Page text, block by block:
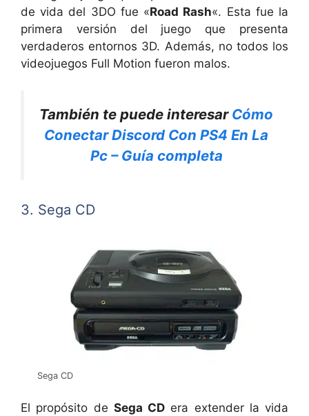
de vida del 3DO fue «Road Rash«. Esta fue la
primera versión del juego que presenta
verdaderos entornos 3D. Además, no todos los
videojuegos Full Motion fueron malos.
También te puede interesar Cómo
Conectar Discord Con PS4 En La
Pc – Guía completa
3. Sega CD
Sega CD
El propósito de Sega CD era extender la vida